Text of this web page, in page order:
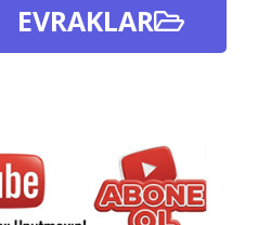
EVRAKLAR